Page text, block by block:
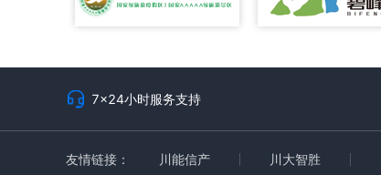
7x24小时服务支持
友情链接： 川能信产 川大智胜